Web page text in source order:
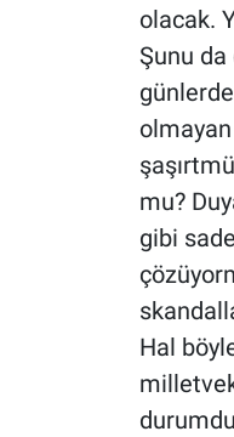
olacak.
Şunu
mu?
gibi
Hal